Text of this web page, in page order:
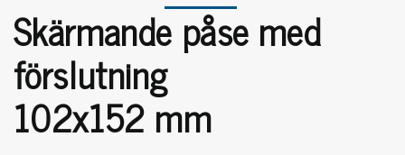
Skärmande påse med
förslutning
102x152 mm